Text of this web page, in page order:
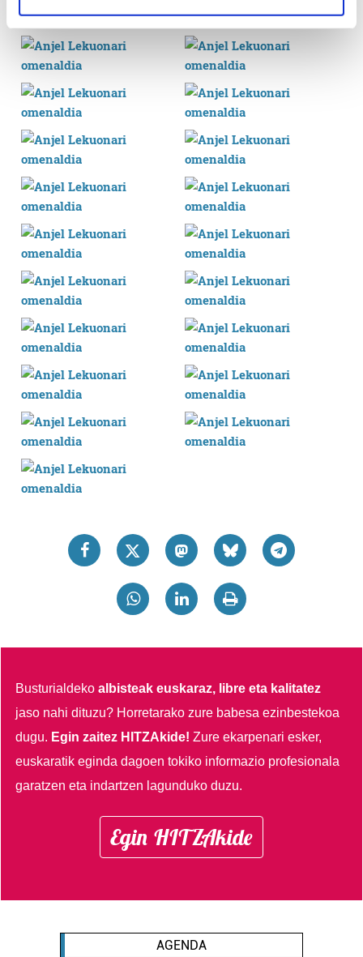
specific characteristics (fingerprinting)
Find out more about how your personal data is processed
and set your preferences in the
details section
Guk eta gure bazkideek zure datu pertsonalak
prozesatzen ditugu, zure IP zenbakia, besteak beste,
teknologia erabiliz, cookieak adibidez, iragarki eta eduki
pertsonalizatuak eskaintzeko, iragarkiak eta edukia
produktuak garatzeko. Zure datuak nork eta zertarako
erabiltzen dituen hauta dezakezu.
Bazkide batzuek ez dizute baimenik eskatzen, eta beren
interes komertzial legitimoetan babesten dira. Ikusi gure
bazkideen zerrenda, beren ustez zein helburutarako
duten interes legitimoa eta horren aurka nola egin
dezakezun ikusteko.
Lortu zure datu pertsonalak prozesatzeko moduari
buruzko informazio gehiago eta ezarri zure lehentasunak
zure baimena Cookieen adierazpenean.
Webgune honek cookie propioak eta hirugarrenen cookie-
fitxategiak erabiltzen ditu. Zure esperientzia eta
erabiltzeko baimen esplizitua ematen diguzu.Gehiago
Busturialdekoalbisteak euskaraz, libre eta kalitatez
jaso nahi dituzu? Horretarako zure babesa ezinbestekoa
dugu. Egin zaitez HITZAkide!Zure ekarpenari esker,
euskaratik eginda dagoen tokiko informazio profesionala
garatzen eta indartzen lagunduko duzu.
Egin HITZAkide
AGENDA